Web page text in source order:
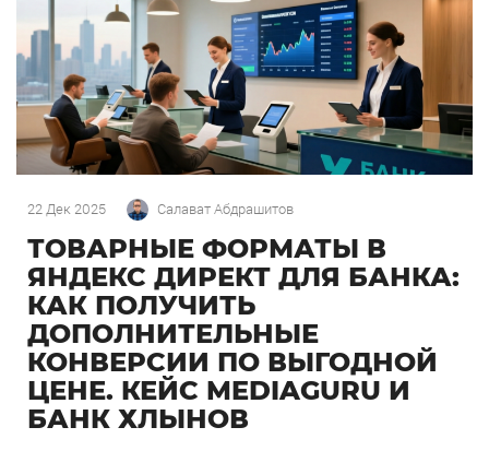
22 Дек 2025 Салават Абдрашитов
ТОВАРНЫЕ ФОРМАТЫ В
ЯНДЕКС ДИРЕКТ ДЛЯ БАНКА:
КАК ПОЛУЧИТЬ
ДОПОЛНИТЕЛЬНЫЕ
КОНВЕРСИИ ПО ВЫГОДНОЙ
ЦЕНЕ. КЕЙС MEDIAGURU И
БАНК ХЛЫНОВ